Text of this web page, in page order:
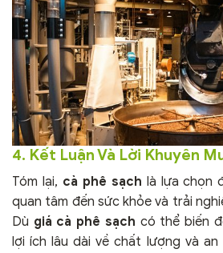
4. Kết Luận Và Lời Khuyên
Tóm lại, cà phê sạch là lựa chọn
quan tâm đến sức khỏe và trải
Dù giá cà phê sạch có thể biến
lợi ích lâu dài về chất lượng và